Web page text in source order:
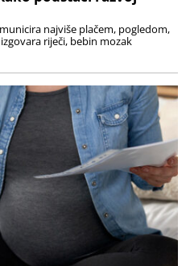
najviše plačem, pogledom,
riječi, bebin mozak